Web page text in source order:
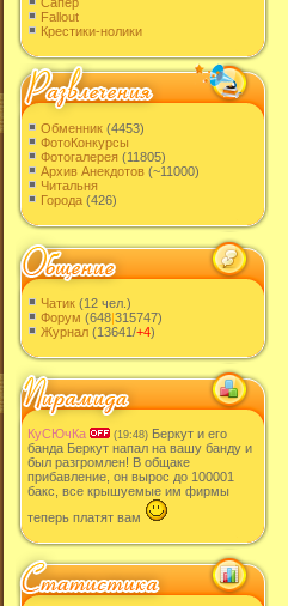
Fallout
Крестики-нолики
Обменник (4453)
ФотоКонкурсы
Фотогалерея (11805)
Архив Анекдотов (~11000)
Читальня
Города (426)
Чатик (12 чел.)
Форум (648|315747)
Журнал (13641/+4)
КуСЮчКа (19:48) Беркут и его
банда Беркут напал на вашу банду и
был разгромлен! В общаке
прибавление, он вырос до 100001
бакс, все крышуемые им фирмы
теперь платят вам